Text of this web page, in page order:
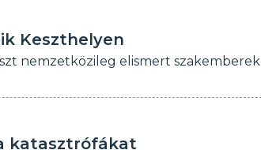
Keszthelyen
nemzetközileg elismert szakemberek
katasztrófákat